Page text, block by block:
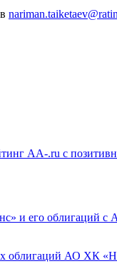
AA-.ru с
и его облигаций с
АО ХК